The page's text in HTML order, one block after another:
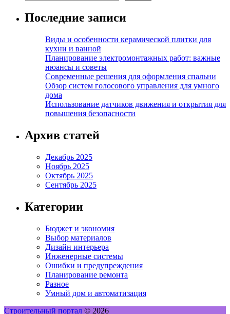
Последние записи
Виды и особенности керамической плитки для
кухни и ванной
Планирование электромонтажных работ: важные
нюансы и советы
Современные решения для оформления спальни
Обзор систем голосового управления для умного
дома
Использование датчиков движения и открытия для
повышения безопасности
Архив статей
Декабрь 2025
Ноябрь 2025
Октябрь 2025
Сентябрь 2025
Категории
Бюджет и экономия
Выбор материалов
Дизайн интерьера
Инженерные системы
Ошибки и предупреждения
Планирование ремонта
Разное
Умный дом и автоматизация
Строительный портал © 2026